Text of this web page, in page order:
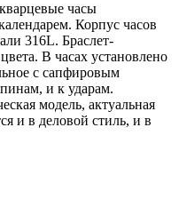
часы
Корпус часов
316L. Браслет-
В часах установлено
с сапфировым
и к ударам.
модель, актуальная
и в деловой стиль, и в